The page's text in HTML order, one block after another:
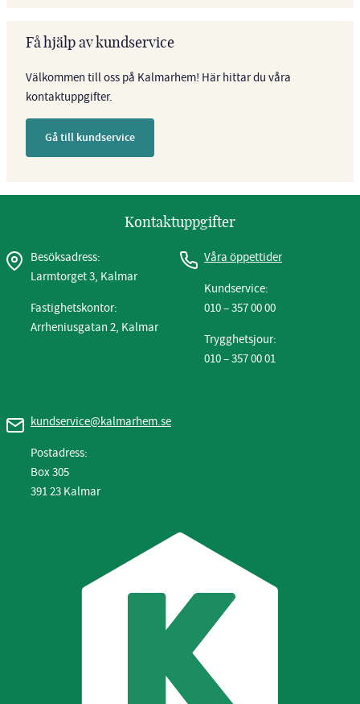
Få hjälp av kundservice
Välkommen till oss på Kalmarhem! Här hittar du våra
kontaktuppgifter.
Gå till kundservice
Kontaktuppgifter
Besöksadress:
Larmtorget 3, Kalmar
Fastighetskontor:
Arrheniusgatan 2, Kalmar
Våra öppettider
Kundservice:
010 – 357 00 00
Trygghetsjour:
010 – 357 00 01
kundservice@kalmarhem.se
Postadress:
Box 305
391 23 Kalmar